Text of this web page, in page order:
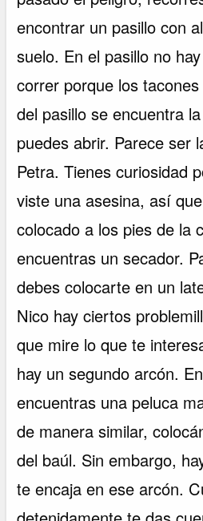
encontrar un pasillo con
suelo. En el pasillo no
correr porque los
del pasillo se encuentra
puedes abrir. Parece ser
Petra. Tienes curiosidad
viste una asesina, así
colocado a los pies de la
encuentras un secador.
debes colocarte en un
Nico hay ciertos
que mire lo que te
hay un segundo arcón.
encuentras una peluca
de manera similar,
del baúl. Sin embargo,
te encaja en ese arcón.